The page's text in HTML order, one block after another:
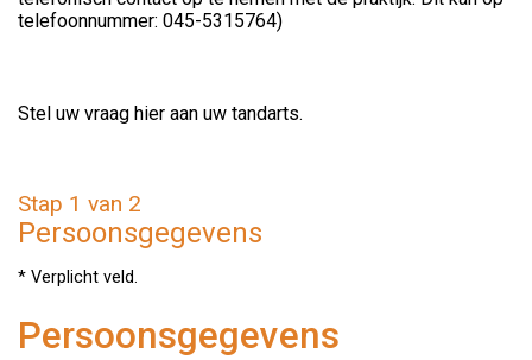
telefoonnummer: 045-5315764)
Stel uw vraag hier aan uw tandarts.
Stap 1 van 2
Persoonsgegevens
* Verplicht veld.
Persoonsgegevens